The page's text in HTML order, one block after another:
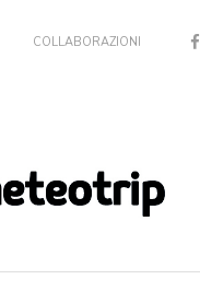
COLLABORAZIONI